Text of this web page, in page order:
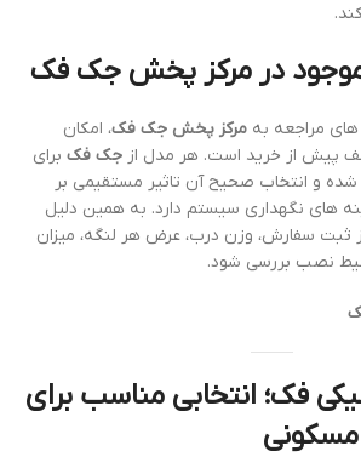
در مرکز پخش جک فک
مراجعه به مرکز پخش جک فک، امکان
پیش از خرید است. هر مدل از جک فک برای
و انتخاب صحیح آن تاثیر مستقیمی بر
های نگهداری سیستم دارد. به همین دلیل
ثبت سفارش، وزن درب، عرض هر لنگه، میزان
نصب بررسی شود.
فک؛ انتخابی مناسب برای